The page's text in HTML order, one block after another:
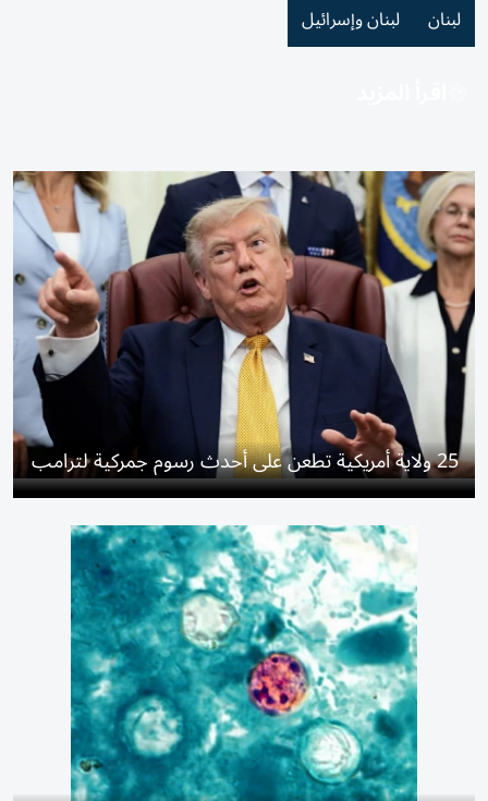
لبنان لبنان وإسرائيل
25 ولاية أمريكية تطعن على أحدث رسوم جمركية لترامب